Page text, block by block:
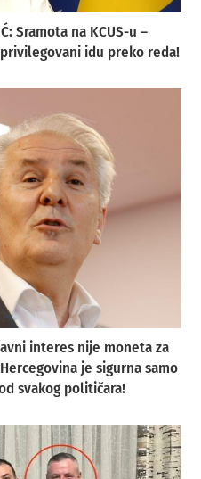
Sramota na KCUS-u –
idu preko reda!
interes nije moneta za
je sigurna samo
svakog političara!